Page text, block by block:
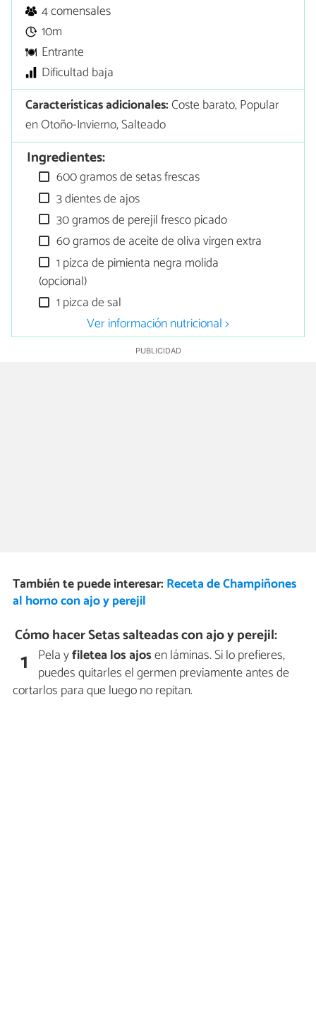
4 comensales
10m
Entrante
Dificultad baja
Características adicionales:Coste barato, Popular
en Otoño-Invierno, Salteado
Ingredientes:
600 gramos de setas frescas
3 dientes de ajos
30 gramos de perejil fresco picado
60 gramos de aceite de oliva virgen extra
1 pizca de pimienta negra molida
(opcional)
1 pizca de sal
Ver información nutricional >
También te puede interesar: Receta de Champiñones
al horno con ajo y perejil
Cómo hacer Setas salteadas con ajo y perejil:
1 Pela yfiletea los ajosen láminas. Si lo prefieres,
puedes quitarles el germen previamente antes de
cortarlos para que luego no repitan.